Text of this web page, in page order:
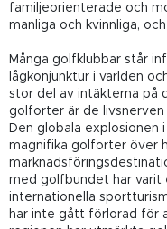
familjeorienterade och
manliga och kvinnliga,
Många golfklubbar står
lågkonjunktur i världen
stor del av intäkterna på
golforter är de
Den globala
magnifika golforter över
med golfbundet har
internationella
har inte gått förlorad för